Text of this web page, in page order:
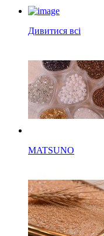
Дивитися всі
MATSUNO